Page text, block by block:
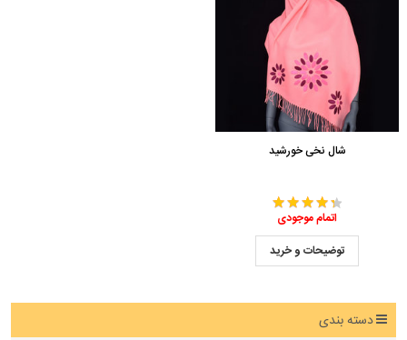
شال نخی خورشید
اتمام موجودی
توضیحات و خرید
دسته بندی